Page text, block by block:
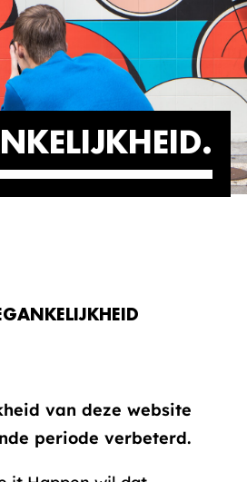
van deze website
periode verbeterd.